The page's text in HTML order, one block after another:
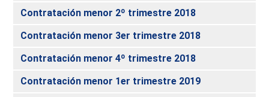
Contratación menor 2º trimestre 2018
Contratación menor 3er trimestre 2018
Contratación menor 4º trimestre 2018
Contratación menor 1er trimestre 2019